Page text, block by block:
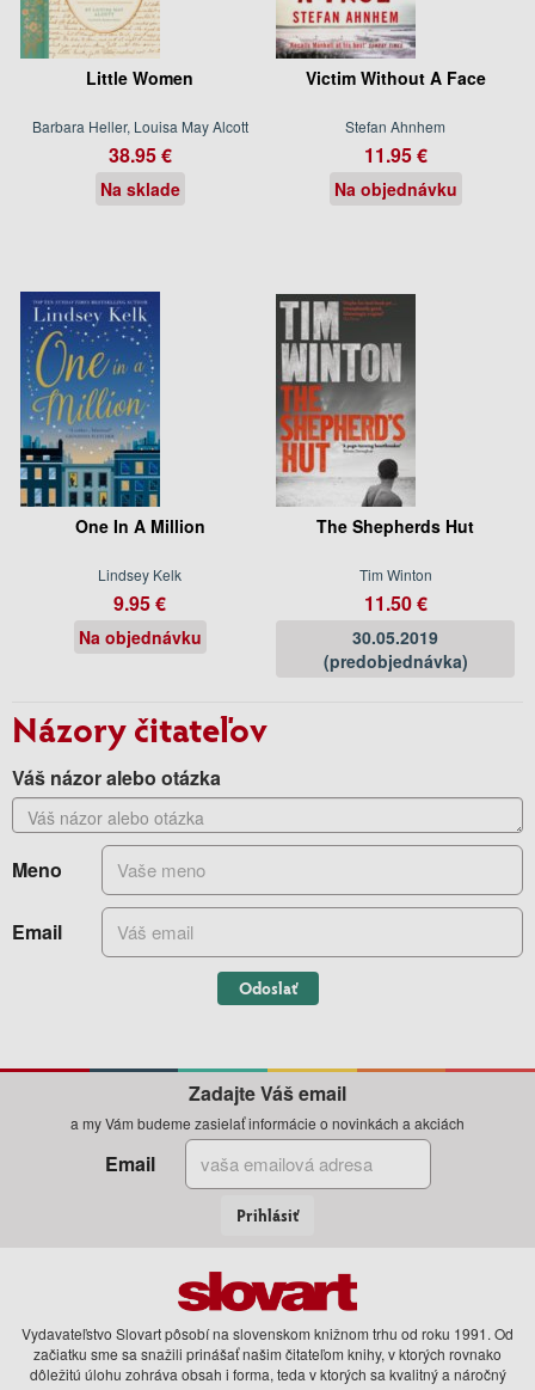
Little Women
Barbara Heller, Louisa May Alcott
38.95 €
Na sklade
Victim Without A Face
Stefan Ahnhem
11.95 €
Na objednávku
One In A Million
Lindsey Kelk
9.95 €
Na objednávku
The Shepherds Hut
Tim Winton
11.50 €
30.05.2019
(predobjednávka)
Názory čitateľov
Váš názor alebo otázka
Meno
Email
Odoslať
Zadajte Váš email
a my Vám budeme zasielať informácie o novinkách a akciách
Email
Prihlásiť
Vydavateľstvo Slovart pôsobí na slovenskom knižnom trhu od roku 1991. Od
začiatku sme sa snažili prinášať našim čitateľom knihy, v ktorých rovnako
dôležitú úlohu zohráva obsah i forma, teda v ktorých sa kvalitný a náročný